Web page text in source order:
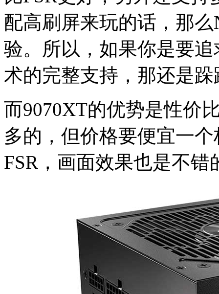
配高刷屏来玩的话，那
验。所以，如果你是要
术的完整支持，那还是
而9070XT的优势是性价
多的，但价格要便宜一
FSR，画面效果也是不错